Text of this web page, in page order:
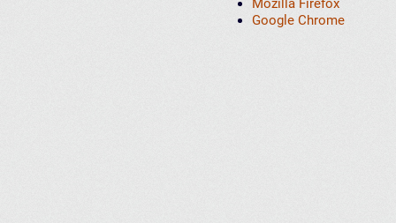
Mozilla Firefox
Google Chrome